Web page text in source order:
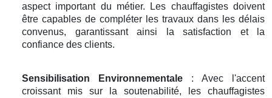
aspect important du métier. Les chauffagistes doivent
être capables de compléter les travaux dans les délais
convenus, garantissant ainsi la satisfaction et la
confiance des clients.
Sensibilisation Environnementale : Avec l'accent
croissant mis sur la soutenabilité, les chauffagistes